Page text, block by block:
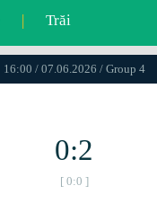
| Trăi
16:00 / 07.06.2026 / Group 4
0:2
[ 0:0 ]